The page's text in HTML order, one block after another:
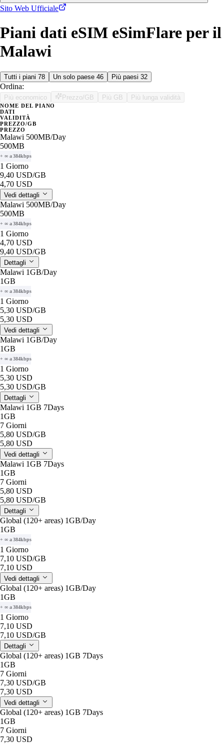
Sito Web Ufficiale
Piani dati eSIM eSimFlare per il
Malawi
Tutti i piani 78 Un solo paese 46 Più paesi 32
Ordina:
Più economico Prezzo/GB Più GB Più lunga validità
NOME DEL PIANO
DATI
VALIDITÀ
PREZZO/GB
PREZZO
Malawi 500MB/Day
500MB
+ ∞ a 384kbps
1 Giorno
9,40 USD/GB
4,70 USD
Vedi dettagli
Malawi 500MB/Day
500MB
+ ∞ a 384kbps
1 Giorno
4,70 USD
9,40 USD/GB
Dettagli
Malawi 1GB/Day
1GB
+ ∞ a 384kbps
1 Giorno
5,30 USD/GB
5,30 USD
Vedi dettagli
Malawi 1GB/Day
1GB
+ ∞ a 384kbps
1 Giorno
5,30 USD
5,30 USD/GB
Dettagli
Malawi 1GB 7Days
1GB
7 Giorni
5,80 USD/GB
5,80 USD
Vedi dettagli
Malawi 1GB 7Days
1GB
7 Giorni
5,80 USD
5,80 USD/GB
Dettagli
Global (120+ areas) 1GB/Day
1GB
+ ∞ a 384kbps
1 Giorno
7,10 USD/GB
7,10 USD
Vedi dettagli
Global (120+ areas) 1GB/Day
1GB
+ ∞ a 384kbps
1 Giorno
7,10 USD
7,10 USD/GB
Dettagli
Global (120+ areas) 1GB 7Days
1GB
7 Giorni
7,30 USD/GB
7,30 USD
Vedi dettagli
Global (120+ areas) 1GB 7Days
1GB
7 Giorni
7,30 USD